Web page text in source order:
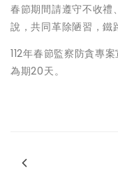
春節期間請遵守不收
說，共同革除陋習，鐵
112年春節監察防貪專
為期20天。